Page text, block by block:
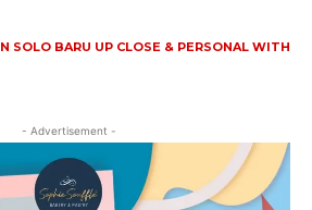
SOLO BARU UP CLOSE & PERSONAL WITH
- Advertisement -